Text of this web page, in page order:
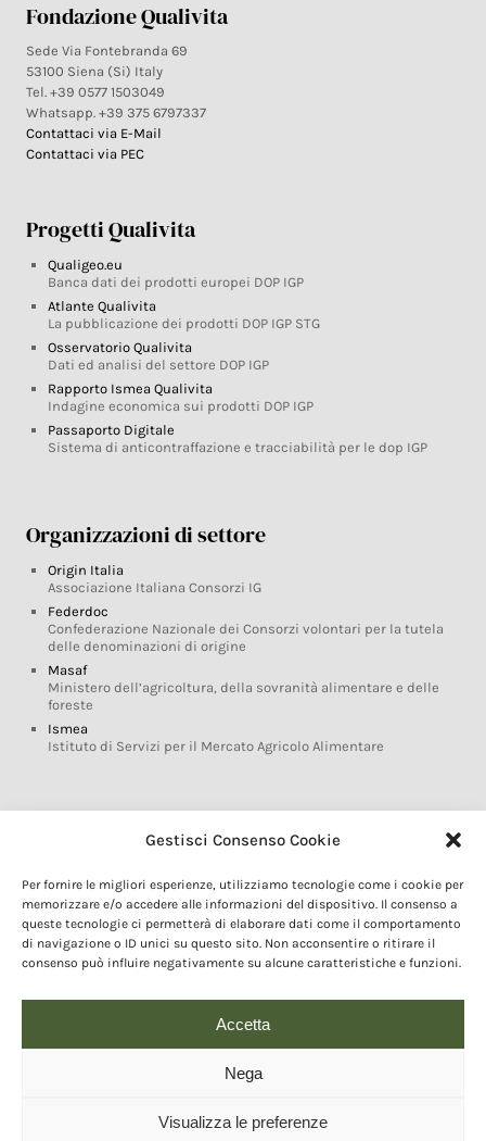
Gestisci Consenso Cookie
Per fornire le migliori esperienze, utilizziamo tecnologie come i cookie per
memorizzare e/o accedere alle informazioni del dispositivo. Il consenso a
queste tecnologie ci permetterà di elaborare dati come il comportamento
di navigazione o ID unici su questo sito. Non acconsentire o ritirare il
consenso può influire negativamente su alcune caratteristiche e funzioni.
Accetta
Nega
Visualizza le preferenze
Fondazione Qualivita
Sede Via Fontebranda 69
53100 Siena (Si) Italy
Tel. +39 0577 1503049
Whatsapp. +39 375 6797337
Contattaci via E-Mail
Contattaci via PEC
Progetti Qualivita
Qualigeo.eu
Banca dati dei prodotti europei DOP IGP
Atlante Qualivita
La pubblicazione dei prodotti DOP IGP STG
Osservatorio Qualivita
Dati ed analisi del settore DOP IGP
Rapporto Ismea Qualivita
Indagine economica sui prodotti DOP IGP
Passaporto Digitale
Sistema di anticontraffazione e tracciabilità per le dop IGP
Organizzazioni di settore
Origin Italia
Associazione Italiana Consorzi IG
Federdoc
Confederazione Nazionale dei Consorzi volontari per la tutela
delle denominazioni di origine
Masaf
Ministero dell’agricoltura, della sovranità alimentare e delle
foreste
Ismea
Istituto di Servizi per il Mercato Agricolo Alimentare
Glossario DOP IGP
Marchi DOP IGP
Normativa prodotti DOP IGP
Consorzi di Tutela
Farm To Fork e prodotti DOP IGP